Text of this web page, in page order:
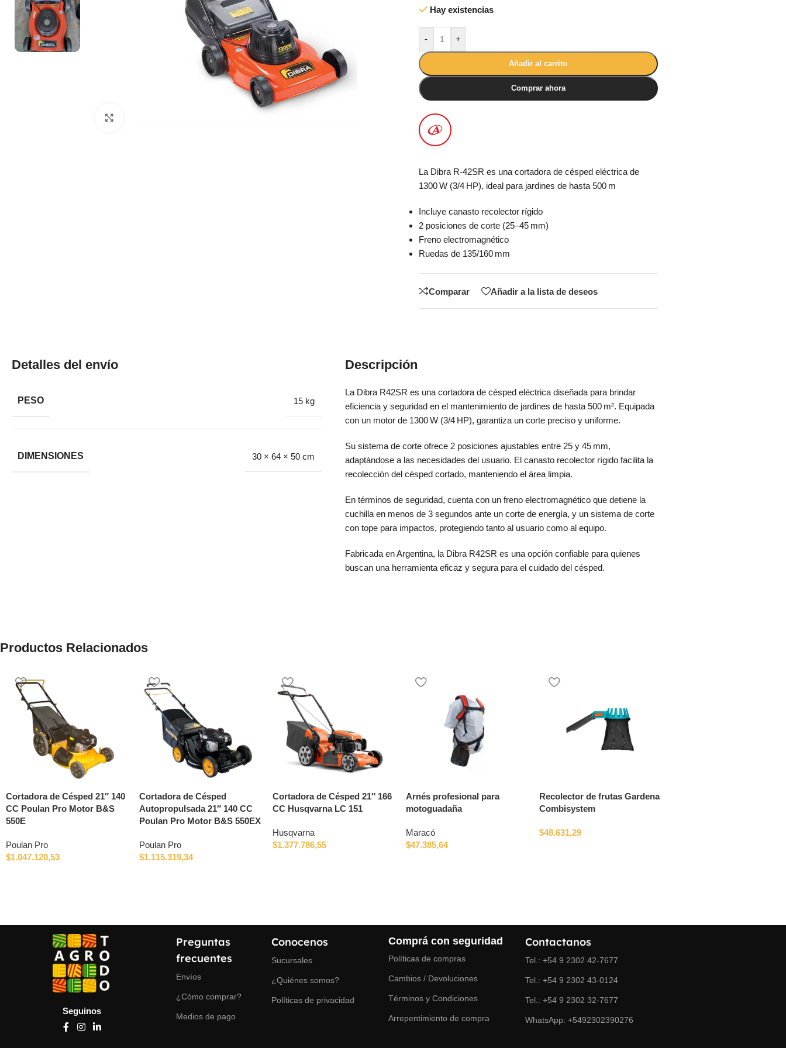
Hay existencias
- +
Añadir al carrito
Comprar ahora
La Dibra R-42SR es una cortadora de césped eléctrica de
1300 W (3/4 HP), ideal para jardines de hasta 500 m
Incluye canasto recolector rígido
2 posiciones de corte (25–45 mm)
Freno electromagnético
Ruedas de 135/160 mm
Comparar Añadir a la lista de deseos
Detalles del envío
PESO 15 kg
DIMENSIONES 30 × 64 × 50 cm
Descripción
La Dibra R42SR es una cortadora de césped eléctrica diseñada para brindar
eficiencia y seguridad en el mantenimiento de jardines de hasta 500 m². Equipada
con un motor de 1300 W (3/4 HP), garantiza un corte preciso y uniforme.
Su sistema de corte ofrece 2 posiciones ajustables entre 25 y 45 mm,
adaptándose a las necesidades del usuario. El canasto recolector rígido facilita la
recolección del césped cortado, manteniendo el área limpia.
En términos de seguridad, cuenta con un freno electromagnético que detiene la
cuchilla en menos de 3 segundos ante un corte de energía, y un sistema de corte
con tope para impactos, protegiendo tanto al usuario como al equipo.
Fabricada en Argentina, la Dibra R42SR es una opción confiable para quienes
buscan una herramienta eficaz y segura para el cuidado del césped.
Productos Relacionados
Cortadora de Césped 21″ 140
CC Poulan Pro Motor B&S
550E
Poulan Pro
$1.047.120,53
Cortadora de Césped
Autopropulsada 21″ 140 CC
Poulan Pro Motor B&S 550EX
Poulan Pro
$1.115.319,34
Cortadora de Césped 21″ 166
CC Husqvarna LC 151
Husqvarna
$1.377.786,55
Arnés profesional para
motoguadaña
Maracó
$47.385,64
Recolector de frutas Gardena
Combisystem
$48.631,29
Seguinos
Preguntas
frecuentes
Envíos
¿Cómo comprar?
Medios de pago
Conocenos
Sucursales
¿Quiénes somos?
Políticas de privacidad
Comprá con seguridad
Políticas de compras
Cambios / Devoluciones
Términos y Condiciones
Arrepentimiento de compra
Contactanos
Tel.: +54 9 2302 42-7677
Tel.: +54 9 2302 43-0124
Tel.: +54 9 2302 32-7677
WhatsApp: +5492302390276